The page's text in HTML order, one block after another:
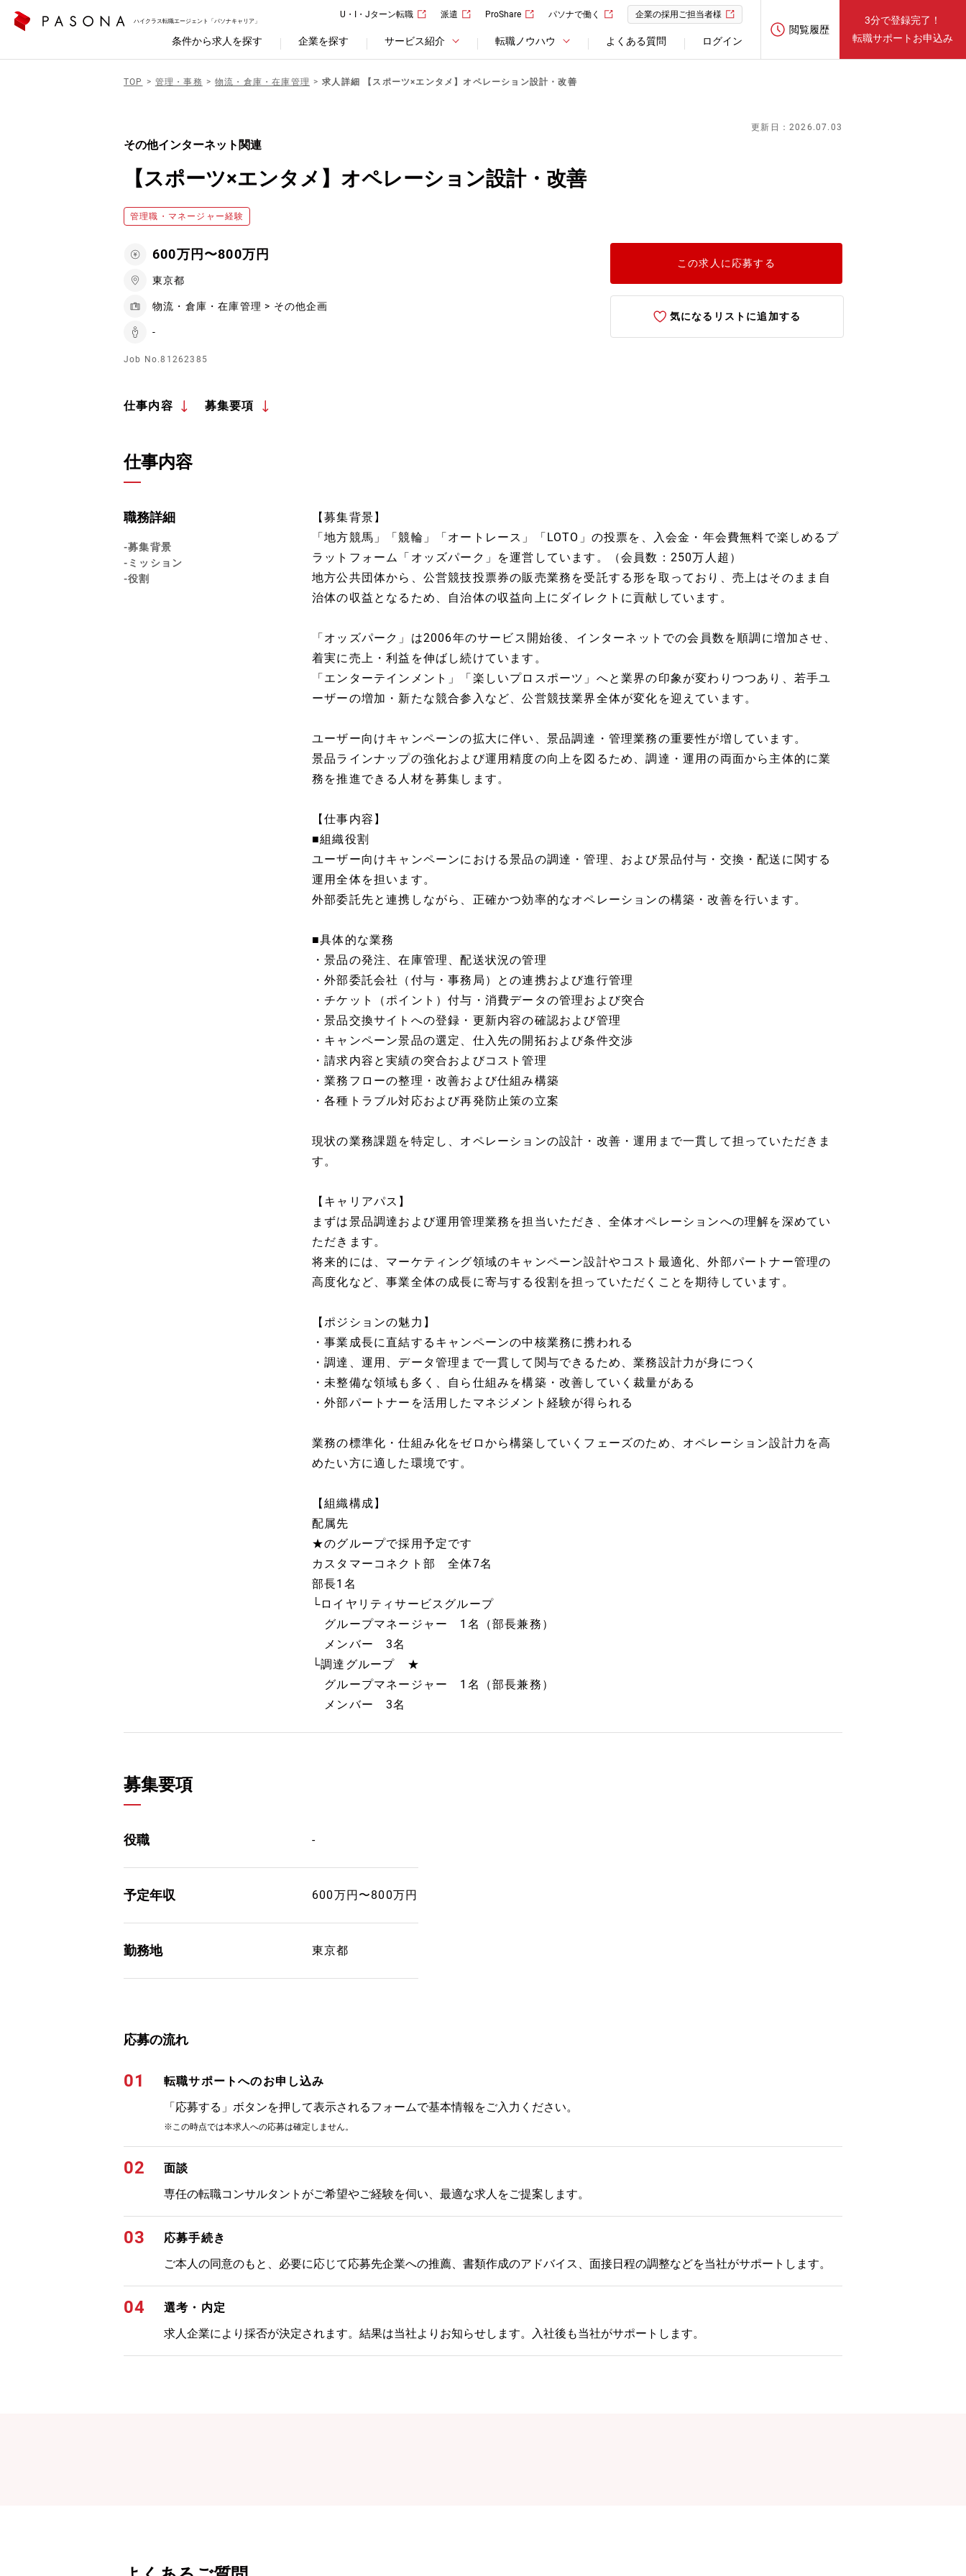
ハイクラス転職エージェント「パソナキャリア」
U・I・Jターン転職 派遣 ProShare パソナで働く 企業の採用ご担当者様
条件から求人を探す 企業を探す サービス紹介 転職ノウハウ よくある質問 ログイン
閲覧履歴
3分で登録完了！
転職サポートお申込み
TOP 管理・事務 物流・倉庫・在庫管理 求人詳細 【スポーツ×エンタメ】オペレーション設計・改善
更新日：2026.07.03
その他インターネット関連
【スポーツ×エンタメ】オペレーション設計・改善
管理職・マネージャー経験
600万円〜800万円
東京都
物流・倉庫・在庫管理 > その他企画
-
Job No.81262385
この求人に応募する
気になるリストに追加する
仕事内容 募集要項
仕事内容
職務詳細
-募集背景
-ミッション
-役割
【募集背景】
「地方競馬」「競輪」「オートレース」「LOTO」の投票を、入会金・年会費無料で楽しめるプ
ラットフォーム「オッズパーク」を運営しています。（会員数：250万人超）
地方公共団体から、公営競技投票券の販売業務を受託する形を取っており、売上はそのまま自
治体の収益となるため、自治体の収益向上にダイレクトに貢献しています。
「オッズパーク」は2006年のサービス開始後、インターネットでの会員数を順調に増加させ、
着実に売上・利益を伸ばし続けています。
「エンターテインメント」「楽しいプロスポーツ」へと業界の印象が変わりつつあり、若手ユ
ーザーの増加・新たな競合参入など、公営競技業界全体が変化を迎えています。
ユーザー向けキャンペーンの拡大に伴い、景品調達・管理業務の重要性が増しています。
景品ラインナップの強化および運用精度の向上を図るため、調達・運用の両面から主体的に業
務を推進できる人材を募集します。
【仕事内容】
■組織役割
ユーザー向けキャンペーンにおける景品の調達・管理、および景品付与・交換・配送に関する
運用全体を担います。
外部委託先と連携しながら、正確かつ効率的なオペレーションの構築・改善を行います。
■具体的な業務
・景品の発注、在庫管理、配送状況の管理
・外部委託会社（付与・事務局）との連携および進行管理
・チケット（ポイント）付与・消費データの管理および突合
・景品交換サイトへの登録・更新内容の確認および管理
・キャンペーン景品の選定、仕入先の開拓および条件交渉
・請求内容と実績の突合およびコスト管理
・業務フローの整理・改善および仕組み構築
・各種トラブル対応および再発防止策の立案
現状の業務課題を特定し、オペレーションの設計・改善・運用まで一貫して担っていただきま
す。
【キャリアパス】
まずは景品調達および運用管理業務を担当いただき、全体オペレーションへの理解を深めてい
ただきます。
将来的には、マーケティング領域のキャンペーン設計やコスト最適化、外部パートナー管理の
高度化など、事業全体の成長に寄与する役割を担っていただくことを期待しています。
【ポジションの魅力】
・事業成長に直結するキャンペーンの中核業務に携われる
・調達、運用、データ管理まで一貫して関与できるため、業務設計力が身につく
・未整備な領域も多く、自ら仕組みを構築・改善していく裁量がある
・外部パートナーを活用したマネジメント経験が得られる
業務の標準化・仕組み化をゼロから構築していくフェーズのため、オペレーション設計力を高
めたい方に適した環境です。
【組織構成】
配属先
★のグループで採用予定です
カスタマーコネクト部 全体7名
部長1名
└ロイヤリティサービスグループ
グループマネージャー 1名（部長兼務）
メンバー 3名
└調達グループ ★
グループマネージャー 1名（部長兼務）
メンバー 3名
募集要項
役職 -
予定年収 600万円〜800万円
勤務地 東京都
応募の流れ
01
転職サポートへのお申し込み
「応募する」ボタンを押して表示されるフォームで基本情報をご入力ください。
※この時点では本求人への応募は確定しません。
02
面談
専任の転職コンサルタントがご希望やご経験を伺い、最適な求人をご提案します。
03
応募手続き
ご本人の同意のもと、必要に応じて応募先企業への推薦、書類作成のアドバイス、面接日程の調整などを当社がサポートします。
04
選考・内定
求人企業により採否が決定されます。結果は当社よりお知らせします。入社後も当社がサポートします。